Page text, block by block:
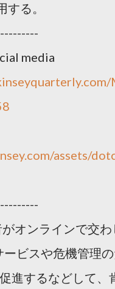
る。
media
assets/
オンラインで交わ
ービスや危機管理
進するなどして、